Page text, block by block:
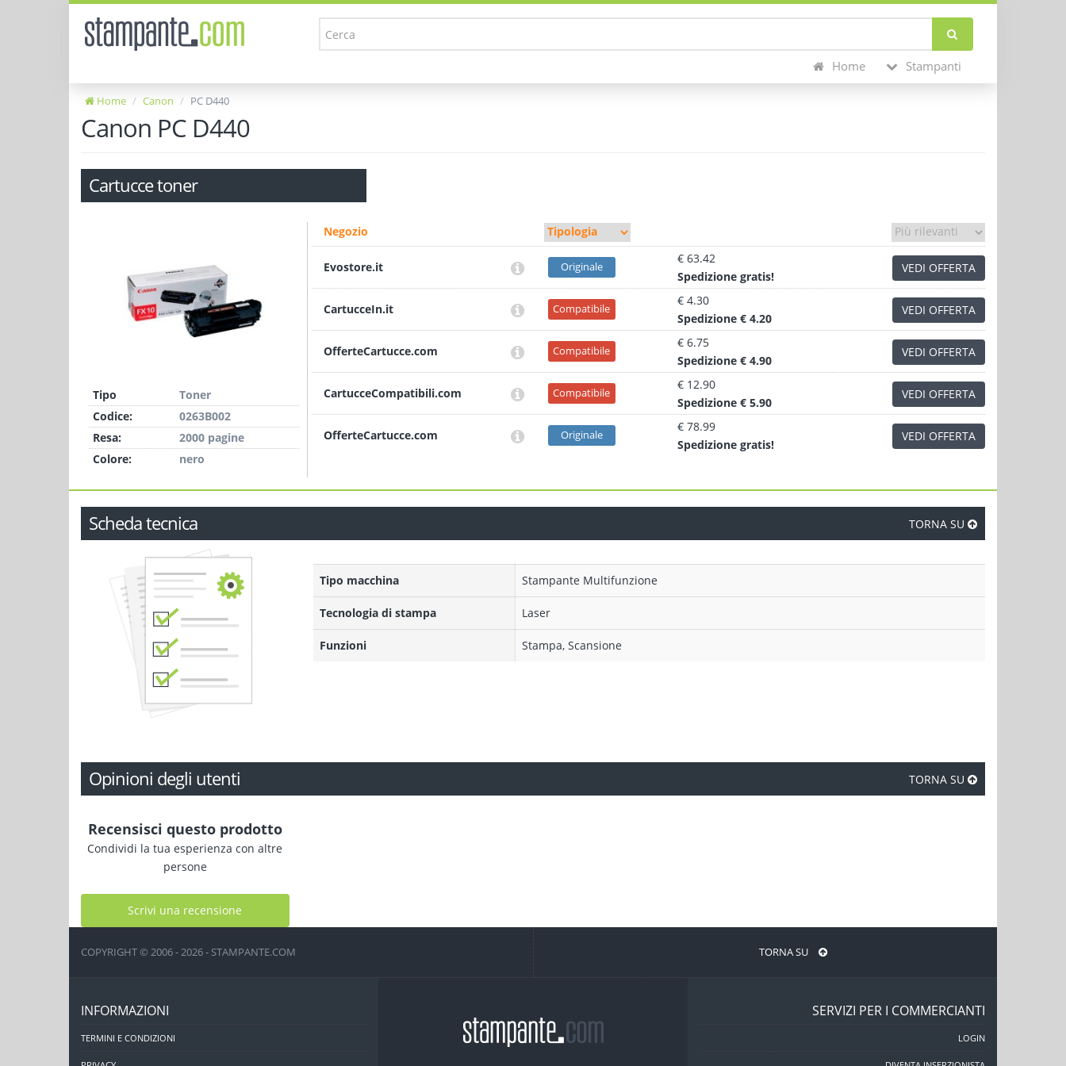
Home Stampanti
Home Canon PC D440
Canon PC D440
Cartucce toner
Tipo
Toner
Codice:
0263B002
Resa:
2000 pagine
Colore:
nero
Negozio
Evostore.it Originale
€ 63.42
Spedizione gratis!
VEDI OFFERTA
CartucceIn.it Compatibile
€ 4.30
Spedizione € 4.20
VEDI OFFERTA
OfferteCartucce.com Compatibile
€ 6.75
Spedizione € 4.90
VEDI OFFERTA
CartucceCompatibili.com Compatibile
€ 12.90
Spedizione € 5.90
VEDI OFFERTA
OfferteCartucce.com Originale
€ 78.99
Spedizione gratis!
VEDI OFFERTA
Scheda tecnica TORNA SU
Tipo macchina Stampante Multifunzione
Tecnologia di stampa Laser
Funzioni Stampa, Scansione
Opinioni degli utenti TORNA SU
Recensisci questo prodotto
Condividi la tua esperienza con altre
persone
Scrivi una recensione
COPYRIGHT © 2006 - 2026 - STAMPANTE.COM TORNA SU
INFORMAZIONI
TERMINI E CONDIZIONI
SERVIZI PER I COMMERCIANTI
LOGIN